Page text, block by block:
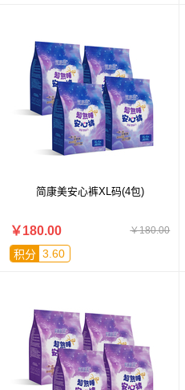
简康美安心裤XL码(4包)
￥180.00
￥180.00
积分 3.60